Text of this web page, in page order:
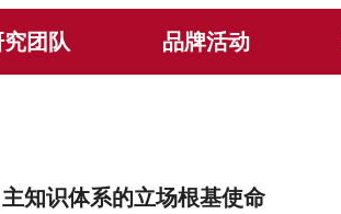
团队 品牌活动
知识体系的立场根基使命